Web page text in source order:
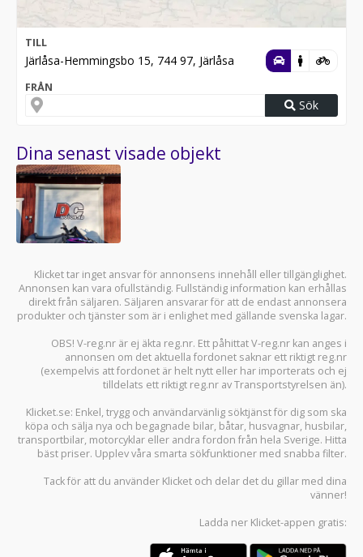
TILL
Järlåsa-Hemmingsbo 15, 744 97, Järlåsa
FRÅN
Sök
Dina senast visade objekt
Klicket tar inget ansvar för annonsens innehåll eller tillgänglighet.
Annonsen kan vara ofullständig. Fullständig information kan erhållas
direkt från säljaren. Säljaren ansvarar för att de endast annonsera
produkter och tjänster som är i enlighet med gällande svenska lagar.
OBS! V-reg.nr är ej äkta reg.nr. Ett påhittat V-reg.nr kan anges i
annonsen om det aktuella fordonet saknar ett riktigt reg.nr
(exempelvis att fordonet är helt nytt eller har importerats och ej
tilldelats ett riktigt reg.nr av Transportstyrelsen än).
Klicket.se: Enkel, trygg och användarvänlig söktjänst för dig som ska
köpa och sälja nya och begagnade bilar, båtar, husvagnar, husbilar,
transportbilar, motorcyklar eller andra fordon från hela Sverige. Hitta
bäst priser. Upplev våra smarta sökfunktioner med snabba filter.
Tack för att du använder Klicket och delar det du gillar med dina
vänner!
Ladda ner Klicket-appen gratis: